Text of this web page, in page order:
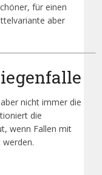
für einen
aber
nicht immer die
die
wenn Fallen mit